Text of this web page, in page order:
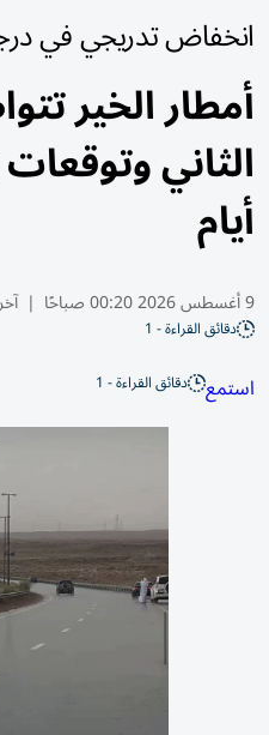
انخفاض تدريجي في
أمطار الخير
أيام
9 أغسطس 2026 00:20 صباحًا |
دقائق القراءة - 1
استمع دقائق القراءة - 1